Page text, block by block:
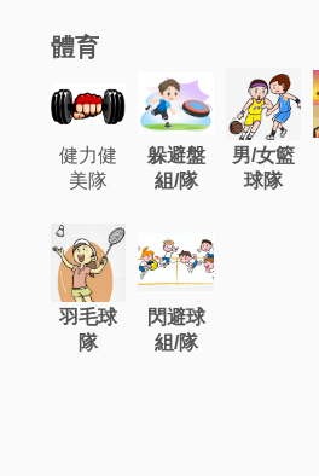
體育
健力健
美隊
躲避盤
組/隊
男/女籃
球隊
羽毛球
隊
閃避球
組/隊